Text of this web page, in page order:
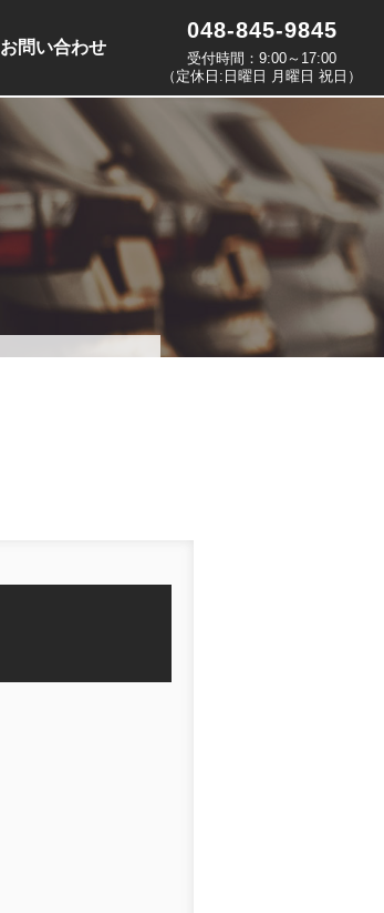
お問い合わせ
048-845-9845
受付時間：9:00～17:00
（定休日:日曜日 月曜日 祝日）